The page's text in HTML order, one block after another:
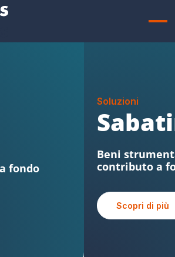
FVG
credito agevolato e
perduto